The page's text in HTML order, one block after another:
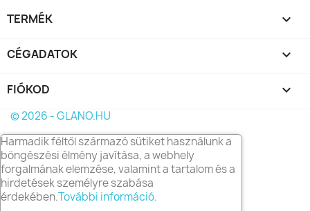
TERMÉK 
CÉGADATOK 
FIÓKOD 
© 2026 - GLANO.HU
Harmadik féltől származó sütiket használunk a
böngészési élmény javítása, a webhely
forgalmának elemzése, valamint a tartalom és a
hirdetések személyre szabása
érdekében.További információ.